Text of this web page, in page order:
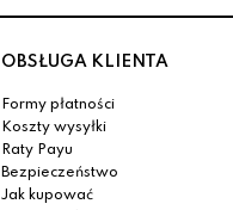
OBSŁUGA KLIENTA
Formy płatności
Koszty wysyłki
Raty Payu
Bezpieczeństwo
Jak kupować